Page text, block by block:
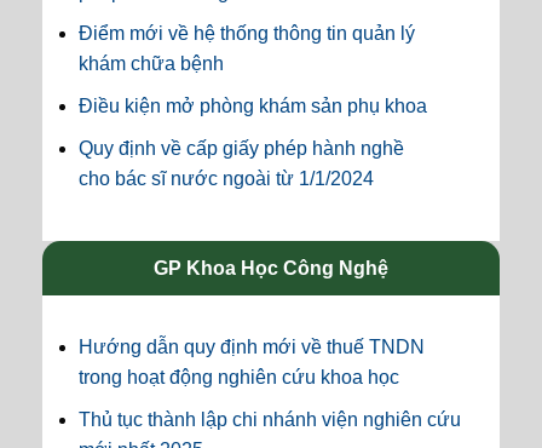
Điểm mới về hệ thống thông tin quản lý
khám chữa bệnh
Điều kiện mở phòng khám sản phụ khoa
Quy định về cấp giấy phép hành nghề
cho bác sĩ nước ngoài từ 1/1/2024
GP Khoa Học Công Nghệ
Hướng dẫn quy định mới về thuế TNDN
trong hoạt động nghiên cứu khoa học
Thủ tục thành lập chi nhánh viện nghiên cứu